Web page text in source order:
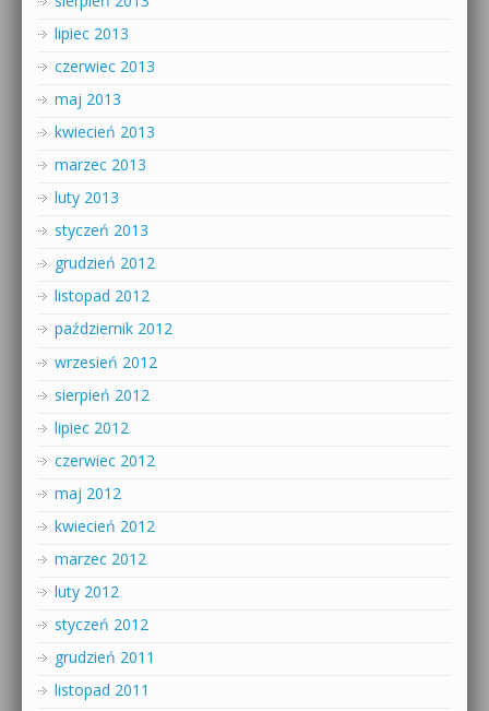
lipiec 2013
czerwiec 2013
maj 2013
kwiecień 2013
marzec 2013
luty 2013
styczeń 2013
grudzień 2012
listopad 2012
październik 2012
wrzesień 2012
sierpień 2012
lipiec 2012
czerwiec 2012
maj 2012
kwiecień 2012
marzec 2012
luty 2012
styczeń 2012
grudzień 2011
listopad 2011